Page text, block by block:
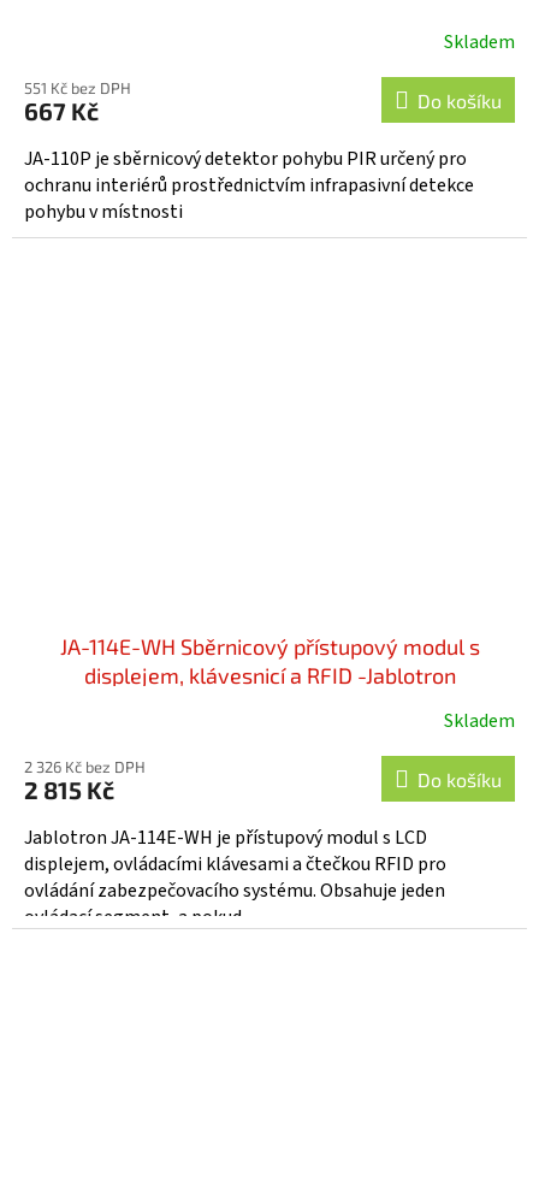
produktu
je
4,8
z
5
hvězdiček.
Skladem
551 Kč bez DPH
667 Kč Do košíku
JA-110P je sběrnicový detektor pohybu PIR určený pro
ochranu interiérů prostřednictvím infrapasivní detekce
pohybu v místnosti
JA-114E-WH Sběrnicový přístupový modul s
displejem, klávesnicí a RFID -Jablotron
produktu
je
5,0
z
5
hvězdiček.
Skladem
2 326 Kč bez DPH
2 815 Kč Do košíku
Jablotron JA-114E-WH je přístupový modul s LCD
displejem, ovládacími klávesami a čtečkou RFID pro
ovládání zabezpečovacího systému. Obsahuje jeden
ovládací segment, a pokud...